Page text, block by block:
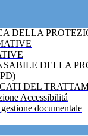
DELLA
DELLA
DEL
Accessibilitá
documentale